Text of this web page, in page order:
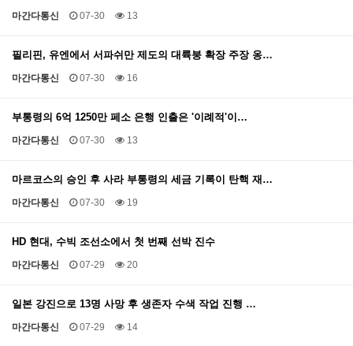
마간다통신 07-30 13
필리핀, 유엔에서 서파쉬만 제도의 대륙붕 확장 주장 옹…
마간다통신 07-30 16
부통령의 6억 1250만 페소 은행 인출은 '이례적'이…
마간다통신 07-30 13
마르코스의 승인 후 사라 부통령의 세금 기록이 탄핵 재…
마간다통신 07-30 19
HD 현대, 수빅 조선소에서 첫 번째 선박 진수
마간다통신 07-29 20
일본 강진으로 13명 사망 후 생존자 수색 작업 진행 …
마간다통신 07-29 14